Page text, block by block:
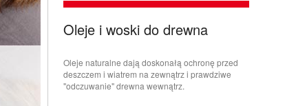
Oleje i woski do drewna
Oleje naturalne dają doskonałą ochronę przed
deszczem i wiatrem na zewnątrz i prawdziwe
"odczuwanie" drewna wewnątrz.